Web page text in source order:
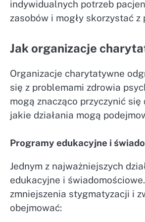
indywidualnych potrzeb
zasobów i mogły skorzystać
Jak organizacje
Organizacje charytatywne
się z problemami zdrowia
mogą znacząco przyczynić
jakie działania mogą
Programy edukacyjne i
Jednym z najważniejszych
edukacyjne i
zmniejszenia stygmatyzacji i
obejmować: